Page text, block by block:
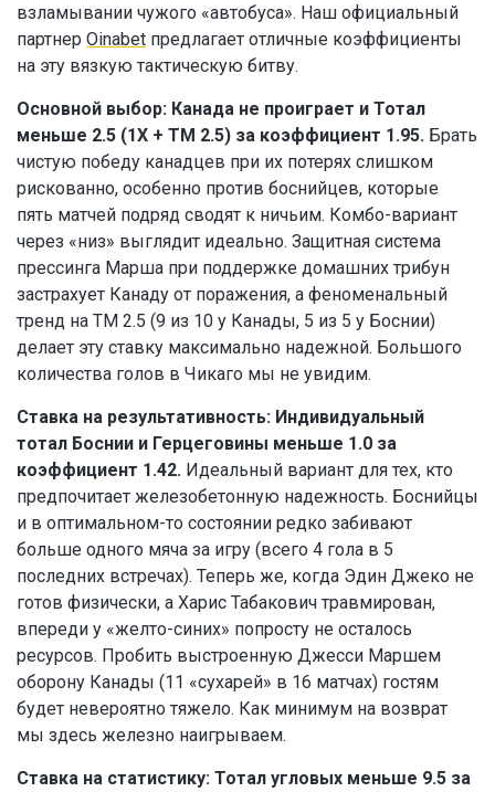
взламывании чужого «автобуса». Наш официальный
партнер Oinabet предлагает отличные коэффициенты
на эту вязкую тактическую битву.
Основной выбор: Канада не проиграет и Тотал
меньше 2.5 (1Х + ТМ 2.5) за коэффициент 1.95. Брать
чистую победу канадцев при их потерях слишком
рискованно, особенно против боснийцев, которые
пять матчей подряд сводят к ничьим. Комбо-вариант
через «низ» выглядит идеально. Защитная система
прессинга Марша при поддержке домашних трибун
застрахует Канаду от поражения, а феноменальный
тренд на ТМ 2.5 (9 из 10 у Канады, 5 из 5 у Боснии)
делает эту ставку максимально надежной. Большого
количества голов в Чикаго мы не увидим.
Ставка на результативность: Индивидуальный
тотал Боснии и Герцеговины меньше 1.0 за
коэффициент 1.42. Идеальный вариант для тех, кто
предпочитает железобетонную надежность. Боснийцы
и в оптимальном-то состоянии редко забивают
больше одного мяча за игру (всего 4 гола в 5
последних встречах). Теперь же, когда Эдин Джеко не
готов физически, а Харис Табакович травмирован,
впереди у «желто-синих» попросту не осталось
ресурсов. Пробить выстроенную Джесси Маршем
оборону Канады (11 «сухарей» в 16 матчах) гостям
будет невероятно тяжело. Как минимум на возврат
мы здесь железно наигрываем.
Ставка на статистику: Тотал угловых меньше 9.5 за